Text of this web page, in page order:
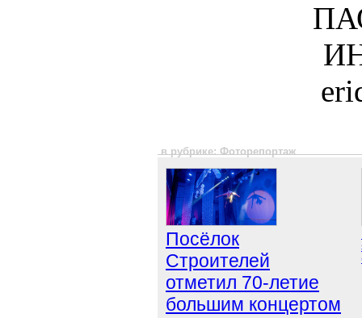
в рубрике: Фоторепортаж
Посёлок
Строителей
отметил 70-летие
большим концертом